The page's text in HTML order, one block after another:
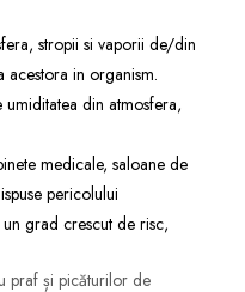
stropii si vaporii de/din
acestora in organism.
umiditatea din atmosfera,
medicale, saloane de
pericolului
grad crescut de risc,
praf și picăturilor de